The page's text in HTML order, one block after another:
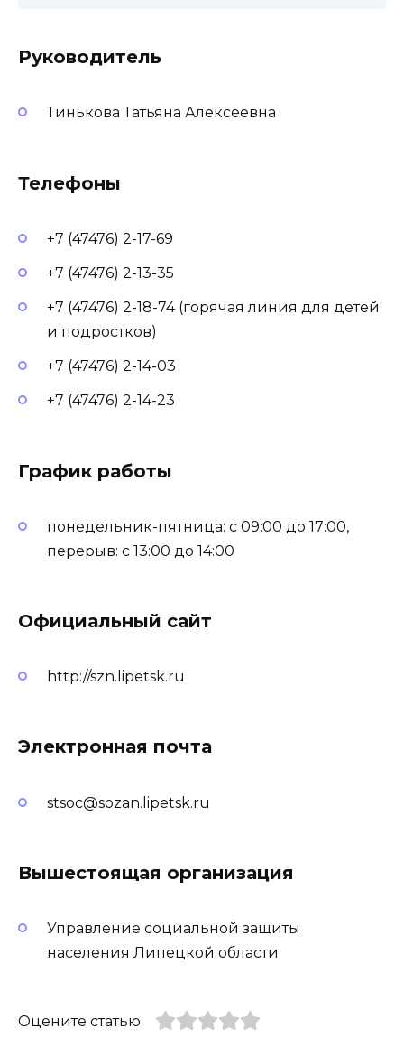
Руководитель
Тинькова Татьяна Алексеевна
Телефоны
+7 (47476) 2-17-69
+7 (47476) 2-13-35
+7 (47476) 2-18-74 (горячая линия для детей
и подростков)
+7 (47476) 2-14-03
+7 (47476) 2-14-23
График работы
понедельник-пятница: с 09:00 до 17:00,
перерыв: с 13:00 до 14:00
Официальный сайт
http://szn.lipetsk.ru
Электронная почта
stsoc@sozan.lipetsk.ru
Вышестоящая организация
Управление социальной защиты
населения Липецкой области
Оцените статью